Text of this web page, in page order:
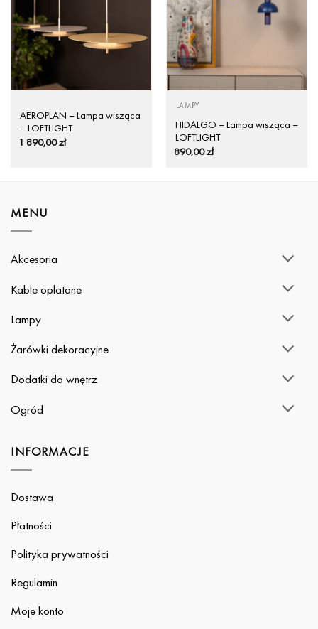
AEROPLAN – Lampa wisząca
– LOFTLIGHT
1 890,00zł
LAMPY
HIDALGO – Lampa wisząca –
LOFTLIGHT
890,00zł
MENU
Akcesoria
Kable oplatane
Lampy
Żarówki dekoracyjne
Dodatki do wnętrz
Ogród
INFORMACJE
Dostawa
Płatności
Polityka prywatności
Regulamin
Moje konto